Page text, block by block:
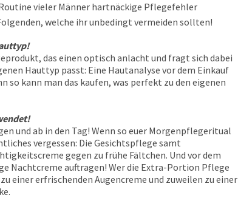
vieler Männer hartnäckige Pflegefehler
welche ihr unbedingt vermeiden sollten!
das einen optisch anlacht und fragt sich dabei
Hauttyp passt: Eine Hautanalyse vor dem Einkauf
so kann man das kaufen, was perfekt zu den eigenen
und ab in den Tag! Wenn so euer Morgenpflegeritual
vergessen: Die Gesichtspflege samt
gegen zu frühe Fältchen. Und vor dem
Nachtcreme auftragen! Wer die Extra-Portion Pflege
einer erfrischenden Augencreme und zuweilen zu einer